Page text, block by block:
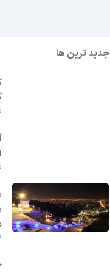
جدید ترین ها